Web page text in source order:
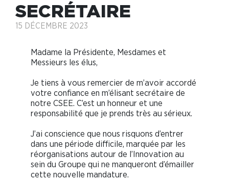
SECRÉTAIRE
15 DÉCEMBRE 2023
Madame la Présidente, Mesdames et
Messieurs les élus,
Je tiens à vous remercier de m’avoir accordé
votre confiance en m’élisant secrétaire de
notre CSEE. C’est un honneur et une
responsabilité que je prends très au sérieux.
J’ai conscience que nous risquons d’entrer
dans une période difficile, marquée par les
réorganisations autour de l’Innovation au
sein du Groupe qui ne manqueront d’émailler
cette nouvelle mandature.